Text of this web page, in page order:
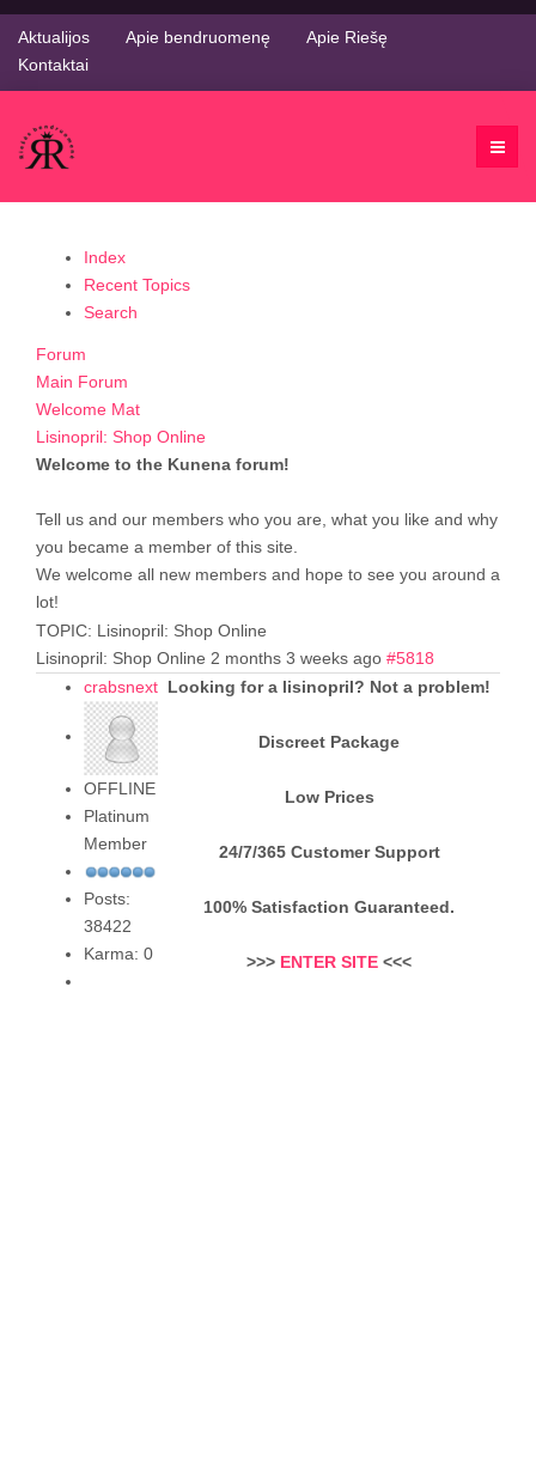
Aktualijos Apie bendruomenę
Apie Riešę
Kontaktai
Index
Recent Topics
Search
Forum
Main Forum
Welcome Mat
Lisinopril: Shop Online
Welcome to the Kunena forum!
Tell us and our members who you are, what you like and why
you became a member of this site.
We welcome all new members and hope to see you around a
lot!
TOPIC: Lisinopril: Shop Online
Lisinopril: Shop Online 2 months 3 weeks ago #5818
crabsnext
OFFLINE
Platinum
Member
Posts:
38422
Karma: 0
Looking for a lisinopril? Not a problem!
Discreet Package
Low Prices
24/7/365 Customer Support
100% Satisfaction Guaranteed.
>>> ENTER SITE <<<